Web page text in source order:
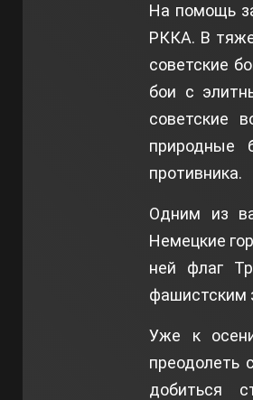
На помощь
РККА. В
советские
бои с
советские
природные
противника.
Одним из
Немецкие
ней флаг
фашистским
Уже к
преодолеть
добиться